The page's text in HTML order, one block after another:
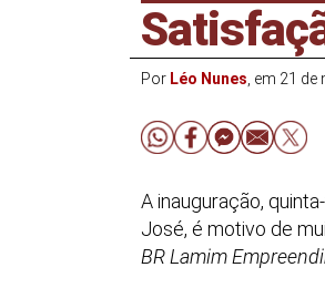
Por Léo Nunes , em 21
A inauguração,
José, é motivo de
BR Lamim